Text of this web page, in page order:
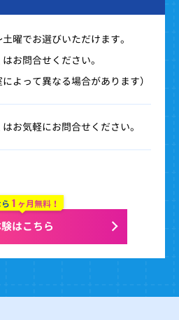
曜でお選びいただけます。
お問合せください。
によって異なる場合があります）
お気軽にお問合せください。
ら1 ヶ月無料！
はこちら